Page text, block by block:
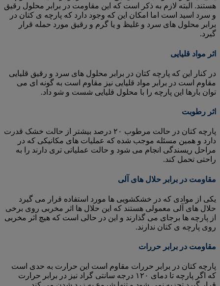
هستند. البته لازم به ذکر است که این مقاومت در برابر محلول رقیق
و سرد اسید است اما امکان این که وجود دارد که پارچه ی کتان در
برابر محلول های سرد و غلیظ و یا گرم و رقیق مورد حمله قرار
گیرد.
اثر مواد قلیایی
در کنار این که پارچه کتان در برابر محلول های سرد و رقیق قلیایی
مقاوم است در برابر مواد قلیایی نیز مقاوم است به گونه ای می
توان بارها این پارچه را با محلول قلیایی شست و شو داد.
اثر رطوبت
پارچه کتان در حالت مرطوب ۲۰ درصد بیشتر از حالت خشک قدرت
دارد و همین مسئله موجب شده که عملیات های مکانیکی که در
مراحل ریسندگی انجام می شود و حالت عملیاتی تری دارند را به
راحتی تحمل کند.
مقاومت در برابر حلال های آلی
یکی از موادی که در خشکشویی ها مورد استفاده قرار می گیرد
حلال های آلی معمولی هستند که این حلال ها اثر مخربی روی برخی
از پارچه ها برجای می گذارند و این در حالی است که هیچ اثر مخربی
روی پارچه ی کتان ندارند.
مقاومت در برابر حررات
پارچه کتان در برابر حررات مقاوم است این حرارت به حدی است
که اگر پارچه تا دمای ۱۲۰ درجه سانتی گراد نیز در برابر حرارت